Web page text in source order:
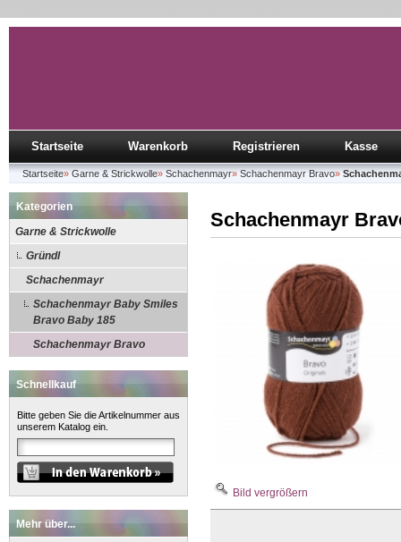
Startseite Warenkorb Registrieren Kasse
Startseite» Garne & Strickwolle» Schachenmayr» Schachenmayr Bravo»
Kategorien
Garne & Strickwolle
Gründl
Schachenmayr
Schachenmayr Baby Smiles
Bravo Baby 185
Schachenmayr Bravo
Schnellkauf
Bitte geben Sie die Artikelnummer aus
unserem Katalog ein.
Mehr über...
Schachenmayr
Bild vergrößern